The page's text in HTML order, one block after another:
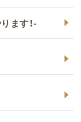
ます！-